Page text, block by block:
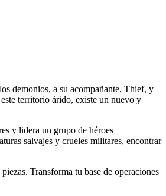
demonios, a su acompañante, Thief, y
territorio árido, existe un nuevo y
y lidera un grupo de héroes
salvajes y crueles militares, encontrar
Transforma tu base de operaciones